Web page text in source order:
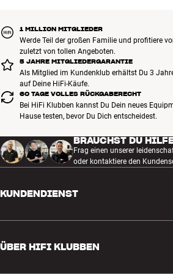
1 MILLION MITGLIEDER
Werde Teil der großen Familie und profitiere
zuletzt von tollen Angeboten.
5 JAHRE MITGLIEDERGARANTIE
Als Mitglied im Kundenklub erhältst Du 3
auf Deine HiFi-Käufe.
60 TAGE VOLLES RÜCKGABERECHT
Bei HiFi Klubben kannst Du Dein neues
Hause testen, bevor Du Dich entscheidest.
BRAUCHST DU
Frag einen unserer
oder kontaktiere den
KUNDENDIENST
ÜBER HIFI KLUBBEN